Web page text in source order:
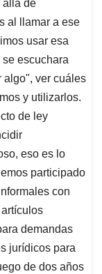
allá de
al llamar a ese
usar esa
escuchara
algo", ver cuáles
y utilizarlos.
de ley
eso es lo
participado
con
demandas
jurídicos para
de dos años